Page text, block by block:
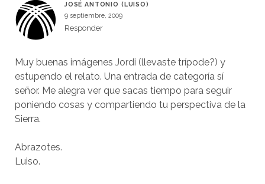
JOSÉ ANTONIO (LUISO)
9 septiembre, 2009
Responder
Muy buenas imágenes Jordi (llevaste trípode?) y
estupendo el relato. Una entrada de categoría sí
señor. Me alegra ver que sacas tiempo para seguir
poniendo cosas y compartiendo tu perspectiva de la
Sierra.
Abrazotes.
Luiso.